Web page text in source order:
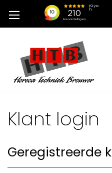
naar
Klant login
Geregistreerde